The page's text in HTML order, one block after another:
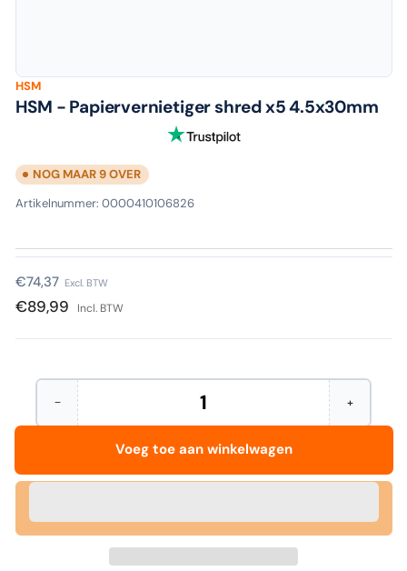
HSM
HSM - Papiervernietiger shred x5 4.5x30mm
NOG MAAR 9 OVER
Artikelnummer: 0000410106826
Normale
prijs
€74,37 Excl. BTW
€89,99 Incl. BTW
−Aantal
verminderen
Papiervernietiger
4.5x30mm
Hoeveelheid +Verhoog
het
-
x5
4.5x30mm
Voeg toe aan winkelwagen